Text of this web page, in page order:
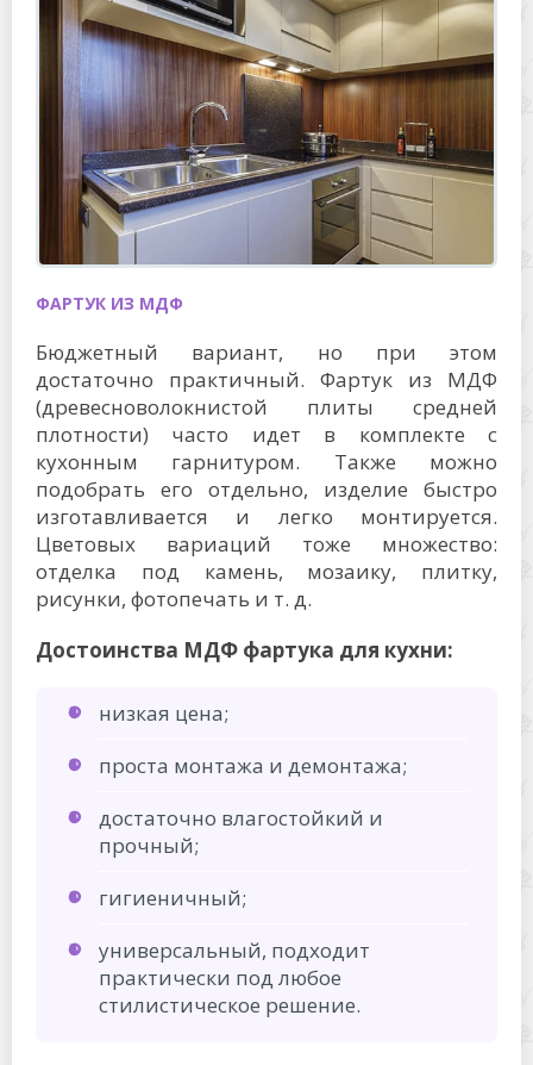
ФАРТУК ИЗ МДФ
Бюджетный вариант, но при этом
достаточно практичный. Фартук из МДФ
(древесноволокнистой плиты средней
плотности) часто идет в комплекте с
кухонным гарнитуром. Также можно
подобрать его отдельно, изделие быстро
изготавливается и легко монтируется.
Цветовых вариаций тоже множество:
отделка под камень, мозаику, плитку,
рисунки, фотопечать и т. д.
Достоинства МДФ фартука для кухни:
низкая цена;
проста монтажа и демонтажа;
достаточно влагостойкий и
прочный;
гигиеничный;
универсальный, подходит
практически под любое
стилистическое решение.